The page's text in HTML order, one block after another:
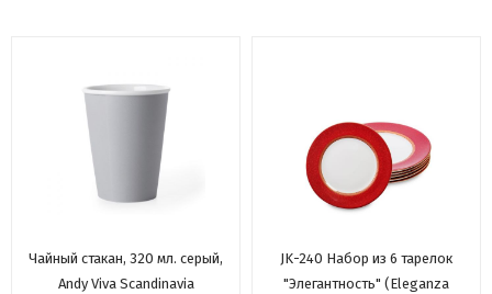
Чайный стакан, 320 мл. серый,
Andy Viva Scandinavia
JK-240 Набор из 6 тарелок
"Элегантность" (Eleganza